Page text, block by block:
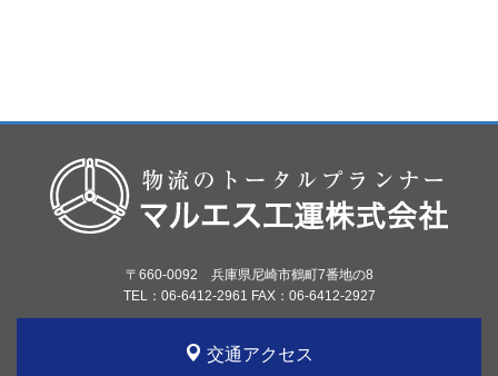
〒660-0092 兵庫県尼崎市鶴町7番地の8
TEL：06-6412-2961 FAX：06-6412-2927
交通アクセス